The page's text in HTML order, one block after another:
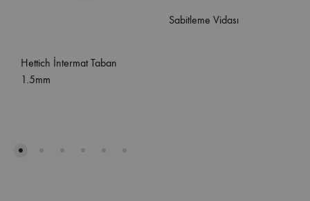
Hettich İntermat Taban
1.5mm
Sabitleme Vidası